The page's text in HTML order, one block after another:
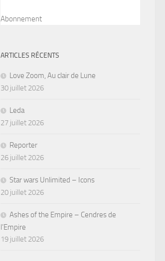
Abonnement
ARTICLES RÉCENTS
Love Zoom, Au clair de Lune
30 juillet 2026
Leda
27 juillet 2026
Reporter
26 juillet 2026
Star wars Unlimited – Icons
20 juillet 2026
Ashes of the Empire – Cendres de
l’Empire
19 juillet 2026